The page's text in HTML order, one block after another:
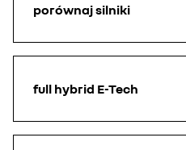
porównaj silniki
full hybrid E-Tech